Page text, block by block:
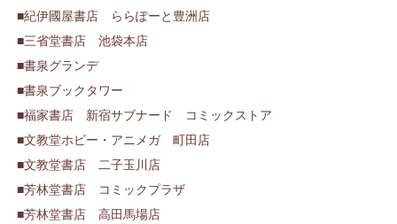
紀伊國屋書店 ららぽーと豊洲店
三省堂書店 池袋本店
書泉グランデ
書泉ブックタワー
福家書店 新宿サブナード コミックストア
文教堂ホビー・アニメガ 町田店
文教堂書店 二子玉川店
芳林堂書店 コミックプラザ
芳林堂書店 高田馬場店